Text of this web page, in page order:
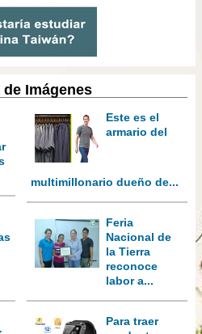
de Imágenes
Este es el
armario del
multimillonario dueño de...
Feria
Nacional de
la Tierra
reconoce
labor a...
Para traer